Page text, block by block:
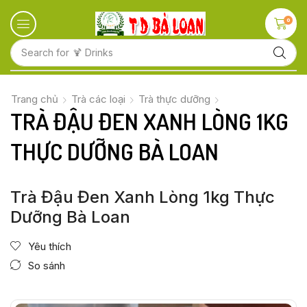
Search for 🍋 Fruits
0
Trang chủ Trà các loại Trà thực dưỡng
TRÀ ĐẬU ĐEN XANH LÒNG 1KG
THỰC DƯỠNG BÀ LOAN
Trà Đậu Đen Xanh Lòng 1kg Thực
Dưỡng Bà Loan
Yêu thích
So sánh